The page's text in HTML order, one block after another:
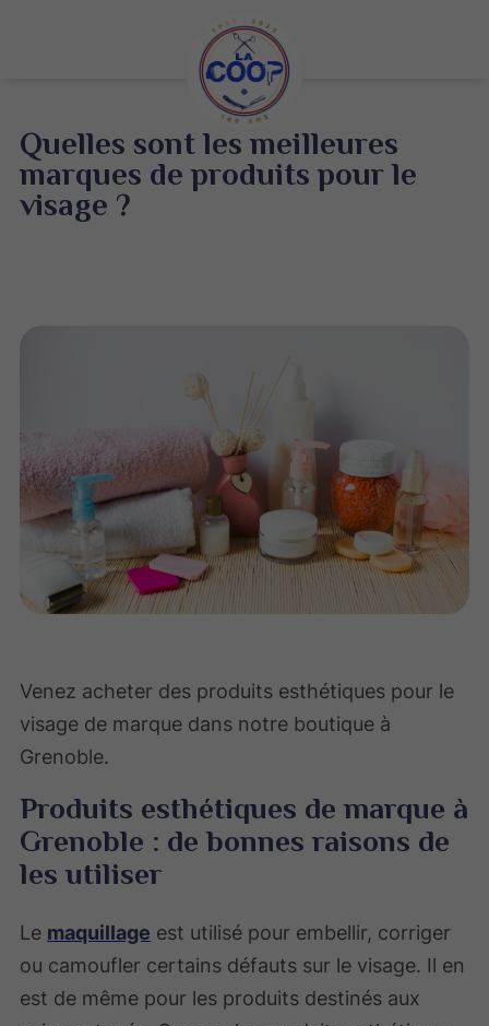
Quelles sont les meilleures
marques de produits pour le
visage ?
Venez acheter des produits esthétiques pour le
visage de marque dans notre boutique à
Grenoble.
Produits esthétiques de marque à
Grenoble : de bonnes raisons de
les utiliser
Le maquillage est utilisé pour embellir, corriger
ou camoufler certains défauts sur le visage. Il en
est de même pour les produits destinés aux